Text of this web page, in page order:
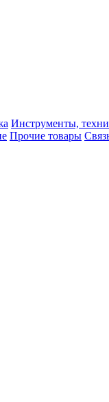
Инструменты,
Прочие товары